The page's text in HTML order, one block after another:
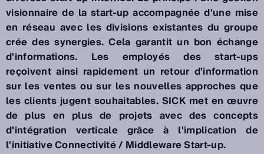
visionnaire de la start-up accompagnée d'une mise
en réseau avec les divisions existantes du groupe
crée des synergies. Cela garantit un bon échange
d'informations. Les employés des start-ups
reçoivent ainsi rapidement un retour d'information
sur les ventes ou sur les nouvelles approches que
les clients jugent souhaitables. SICK met en œuvre
de plus en plus de projets avec des concepts
d'intégration verticale grâce à l'implication de
l'initiative Connectivité / Middleware Start-up.